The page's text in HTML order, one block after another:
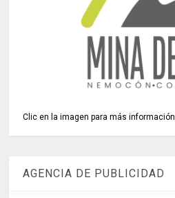
Clic en la imagen para más información
AGENCIA DE PUBLICIDAD